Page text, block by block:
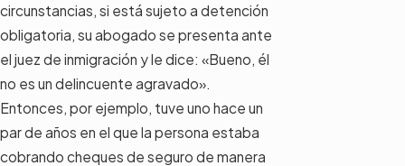
circunstancias, si está sujeto a detención
obligatoria, su abogado se presenta ante
el juez de inmigración y le dice: «Bueno, él
no es un delincuente agravado».
Entonces, por ejemplo, tuve uno hace un
par de años en el que la persona estaba
cobrando cheques de seguro de manera